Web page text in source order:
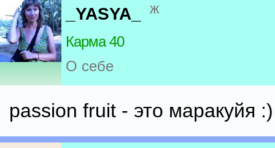
_YASYA_ ж
Карма 40
О себе
passion fruit - это маракуйя :)